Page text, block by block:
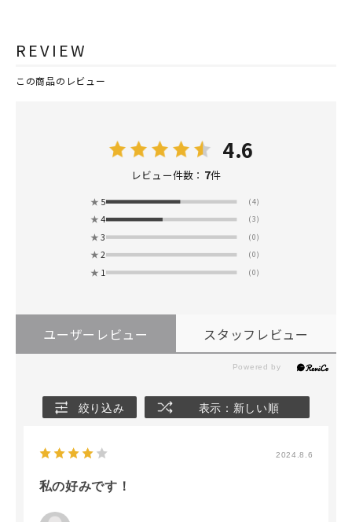
REVIEW
この商品のレビュー
4.6
レビュー件数： 7件
★ 5 (4)
★ 4 (3)
★ 3 (0)
★ 2 (0)
★ 1 (0)
ユーザーレビュー スタッフレビュー
絞り込み 表示：新しい順
2024.8.6
私の好みです！